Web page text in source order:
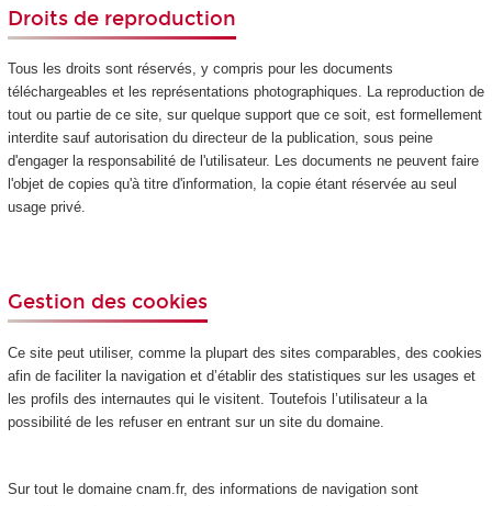
Droits de reproduction
Tous les droits sont réservés, y compris pour les documents
téléchargeables et les représentations photographiques. La reproduction de
tout ou partie de ce site, sur quelque support que ce soit, est formellement
interdite sauf autorisation du directeur de la publication, sous peine
d'engager la responsabilité de l'utilisateur. Les documents ne peuvent faire
l'objet de copies qu'à titre d'information, la copie étant réservée au seul
usage privé.
Gestion des cookies
Ce site peut utiliser, comme la plupart des sites comparables, des cookies
afin de faciliter la navigation et d’établir des statistiques sur les usages et
les profils des internautes qui le visitent. Toutefois l’utilisateur a la
possibilité de les refuser en entrant sur un site du domaine.
Sur tout le domaine cnam.fr, des informations de navigation sont